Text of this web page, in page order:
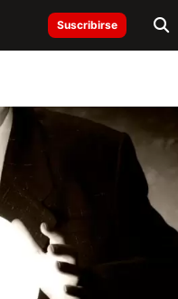
Suscribirse